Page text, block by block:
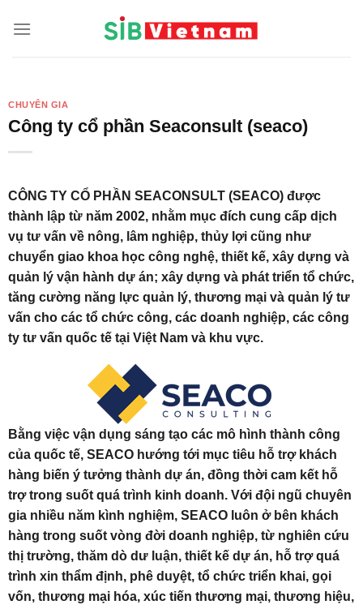
CHUYÊN GIA
Công ty cổ phần Seaconsult (seaco)
CÔNG TY CỔ PHẦN SEACONSULT (SEACO) được
thành lập từ năm 2002, nhằm mục đích cung cấp dịch
vụ tư vấn về nông, lâm nghiệp, thủy lợi cũng như
chuyển giao khoa học công nghệ, thiết kế, xây dựng và
quản lý vận hành dự án; xây dựng và phát triển tổ chức,
tăng cường năng lực quản lý, thương mại và quản lý tư
vấn cho các tổ chức công, các doanh nghiệp, các công
ty tư vấn quốc tế tại Việt Nam và khu vực.
Bằng việc vận dụng sáng tạo các mô hình thành công
của quốc tế, SEACO hướng tới mục tiêu hỗ trợ khách
hàng biến ý tưởng thành dự án, đồng thời cam kết hỗ
trợ trong suốt quá trình kinh doanh. Với đội ngũ chuyên
gia nhiều năm kình nghiệm, SEACO luôn ở bên khách
hàng trong suốt vòng đời doanh nghiệp, từ nghiên cứu
thị trường, thăm dò dư luận, thiết kế dự án, hỗ trợ quá
trình xin thẩm định, phê duyệt, tổ chức triển khai, gọi
vốn, thương mại hóa, xúc tiến thương mại, thương hiệu,